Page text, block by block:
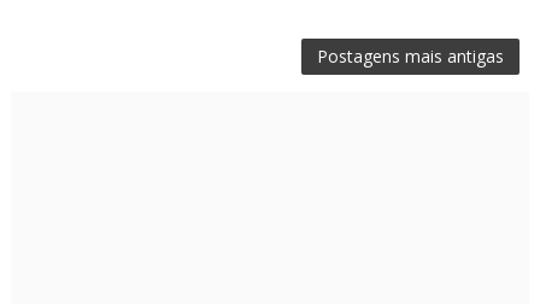
Postagens mais antigas